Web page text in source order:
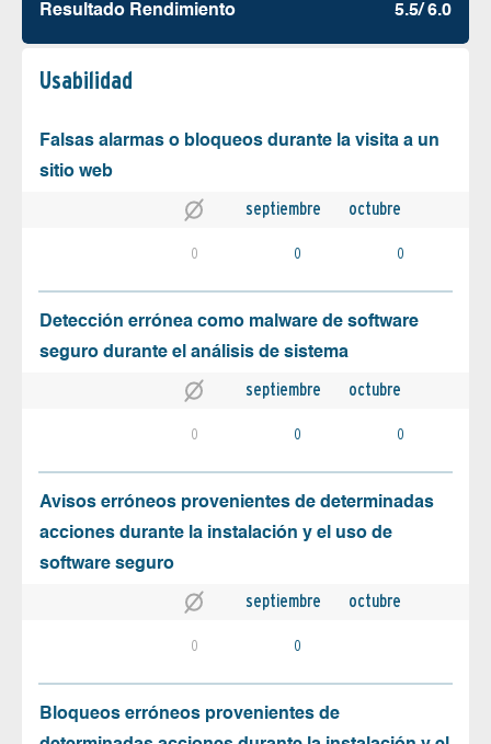
Resultado Rendimiento 5.5/ 6.0
Usabilidad
Falsas alarmas o bloqueos durante la visita a un
sitio web
septiembre octubre
0 0 0
Detección errónea como malware de software
seguro durante el análisis de sistema
septiembre octubre
0 0 0
Avisos erróneos provenientes de determinadas
acciones durante la instalación y el uso de
software seguro
septiembre octubre
0 0
Bloqueos erróneos provenientes de